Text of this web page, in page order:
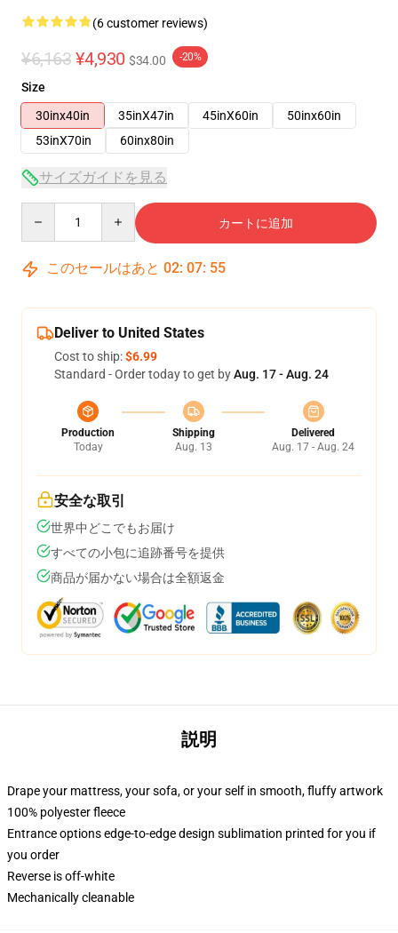
(6 customer reviews)
¥6,163 ¥4,930 $34.00 -20%
Size
30inx40in
35inX47in 45inX60in
50inx60in
53inX70in
60inx80in
サイズガイドを見る
カートに追加
このセールはあと 02: 07: 54
Deliver to United States
Cost to ship:$6.99
Standard - Order today to get byAug. 17 - Aug. 24
Production
Today
Shipping
Aug. 13
Delivered
Aug. 17 - Aug. 24
安全な取引
世界中どこでもお届け
すべての小包に追跡番号を提供
商品が届かない場合は全額返金
説明
Drape your mattress, your sofa, or your self in smooth, fluffy artwork
100% polyester fleece
Entrance options edge-to-edge design sublimation printed for you if
you order
Reverse is off-white
Mechanically cleanable